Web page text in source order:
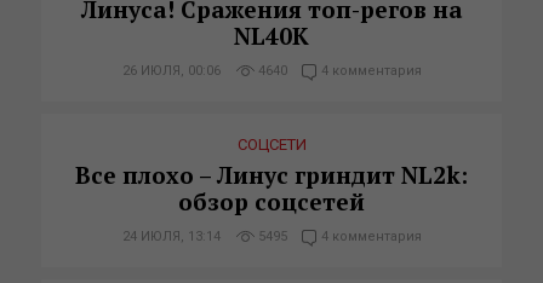
Линуса! Сражения топ-регов на
NL40K
26 ИЮЛЯ, 00:06 4640 4 комментария
СОЦСЕТИ
Все плохо – Линус гриндит NL2k:
обзор соцсетей
24 ИЮЛЯ, 13:14 5495 4 комментария